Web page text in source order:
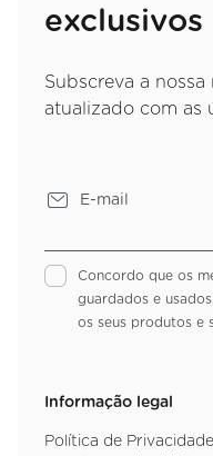
exclusivos
Subscreva a
atualizado com as
Concordo que os
guardados e
os seus produtos e
Informação legal
Política de Privacidade